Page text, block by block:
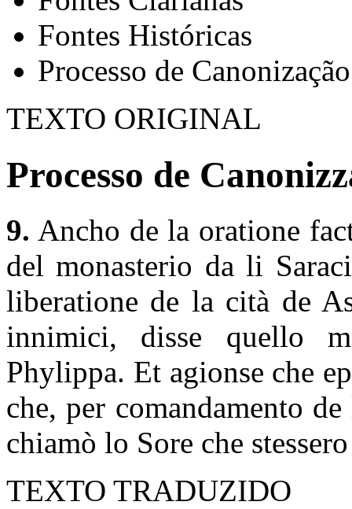
Fontes Históricas
Processo de Canonização
TEXTO ORIGINAL
Processo de
9. Ancho de la oratione
del monasterio da li
liberatione de la cità de
innimici, disse quello
Phylippa. Et agionse che
che, per comandamento
chiamò lo Sore che
TEXTO TRADUZIDO